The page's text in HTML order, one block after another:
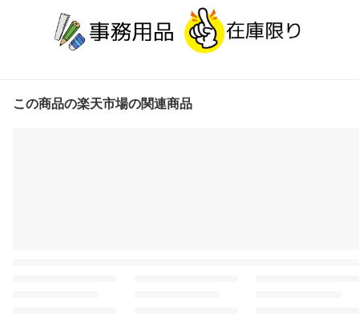
この商品の楽天市場の関連商品